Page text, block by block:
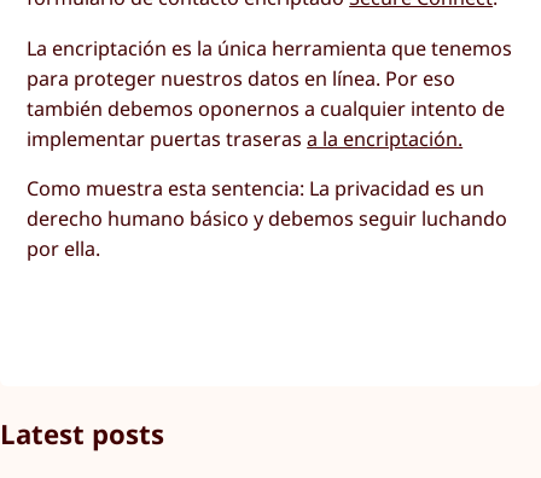
La encriptación es la única herramienta que tenemos
para proteger nuestros datos en línea. Por eso
también debemos oponernos a cualquier intento de
implementar puertas traserasa la encriptación.
Como muestra esta sentencia: La privacidad es un
derecho humano básico y debemos seguir luchando
por ella.
Latest posts